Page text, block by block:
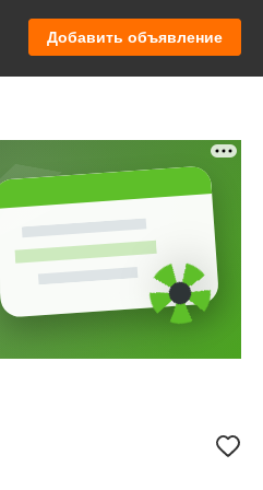
Добавить объявление